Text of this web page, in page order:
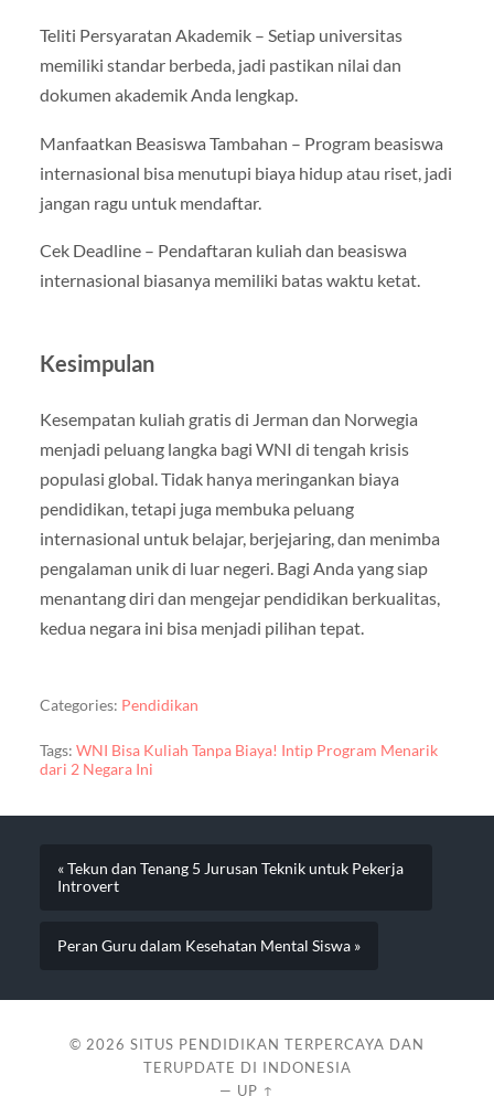
Teliti Persyaratan Akademik – Setiap universitas
memiliki standar berbeda, jadi pastikan nilai dan
dokumen akademik Anda lengkap.
Manfaatkan Beasiswa Tambahan – Program beasiswa
internasional bisa menutupi biaya hidup atau riset, jadi
jangan ragu untuk mendaftar.
Cek Deadline – Pendaftaran kuliah dan beasiswa
internasional biasanya memiliki batas waktu ketat.
Kesimpulan
Kesempatan kuliah gratis di Jerman dan Norwegia
menjadi peluang langka bagi WNI di tengah krisis
populasi global. Tidak hanya meringankan biaya
pendidikan, tetapi juga membuka peluang
internasional untuk belajar, berjejaring, dan menimba
pengalaman unik di luar negeri. Bagi Anda yang siap
menantang diri dan mengejar pendidikan berkualitas,
kedua negara ini bisa menjadi pilihan tepat.
Categories: Pendidikan
Tags: WNI Bisa Kuliah Tanpa Biaya! Intip Program Menarik
dari 2 Negara Ini
« Tekun dan Tenang 5 Jurusan Teknik untuk Pekerja
Introvert
Peran Guru dalam Kesehatan Mental Siswa »
© 2026 SITUS PENDIDIKAN TERPERCAYA DAN
TERUPDATE DI INDONESIA
— UP ↑